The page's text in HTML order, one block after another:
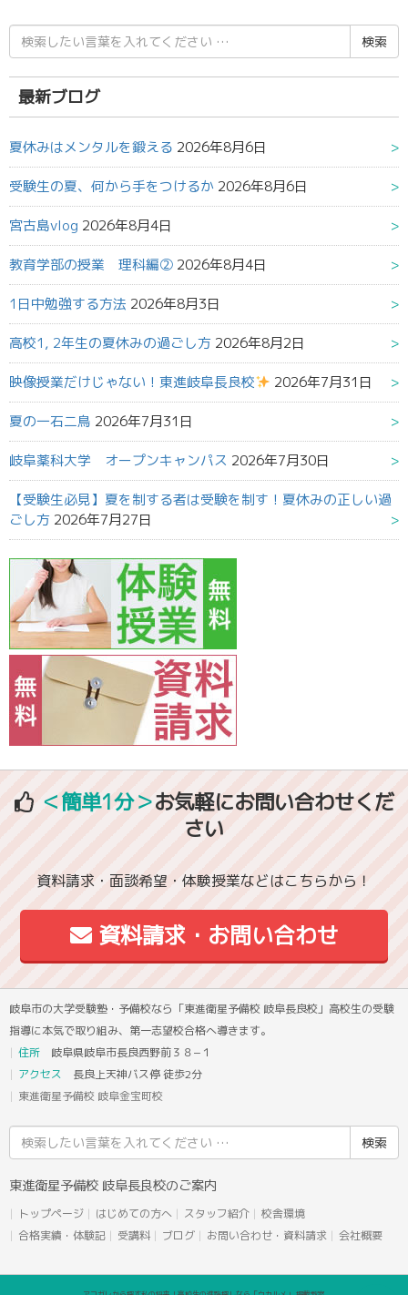
検
索
結
果:
最新ブログ
夏休みはメンタルを鍛える 2026年8月6日
受験生の夏、何から手をつけるか 2026年8月6日
宮古島vlog 2026年8月4日
教育学部の授業 理科編② 2026年8月4日
1日中勉強する方法 2026年8月3日
高校1, 2年生の夏休みの過ごし方 2026年8月2日
映像授業だけじゃない！東進岐阜長良校 2026年7月31日
夏の一石二鳥 2026年7月31日
岐阜薬科大学 オープンキャンパス 2026年7月30日
【受験生必見】夏を制する者は受験を制す！夏休みの正しい過
ごし方 2026年7月27日
＜簡単1分＞お気軽にお問い合わせくだ
さい
資料請求・面談希望・体験授業などはこちらから！
資料請求・お問い合わせ
岐阜市の大学受験塾・予備校なら「東進衛星予備校 岐阜長良校」高校生の受験
指導に本気で取り組み、第一志望校合格へ導きます。
住所 岐阜県岐阜市長良西野前３８−１
アクセス 長良上天神バス停 徒歩2分
東進衛星予備校 岐阜金宝町校
索
結
東進衛星予備校 岐阜長良校のご案内
トップページ はじめての方へ スタッフ紹介
校舎環境
合格実績・体験記
受講料 ブログ お問い合わせ・資料請求 会社概要